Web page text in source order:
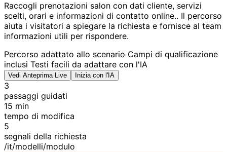
Raccogli prenotazioni salon con dati cliente, servizi
scelti, orari e informazioni di contatto online.. Il percorso
aiuta i visitatori a spiegare la richiesta e fornisce al team
informazioni utili per rispondere.
Percorso adattato allo scenario Campi di qualificazione
inclusi Testi facili da adattare con l'IA
Vedi Anteprima Live Inizia con l'IA
3
passaggi guidati
15 min
tempo di modifica
5
segnali della richiesta
/it/modelli/modulo